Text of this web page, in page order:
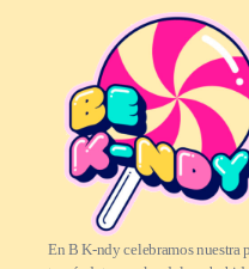
En B K-ndy celebramos nuestra